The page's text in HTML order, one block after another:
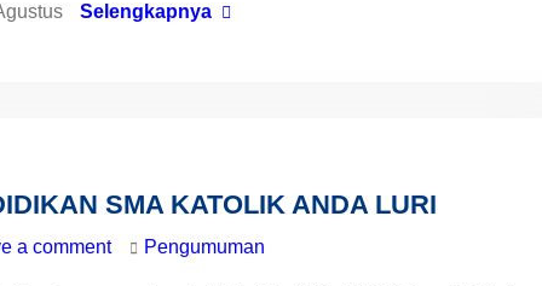
Selengkapnya
SMA KATOLIK ANDA LURI
a comment Pengumuman